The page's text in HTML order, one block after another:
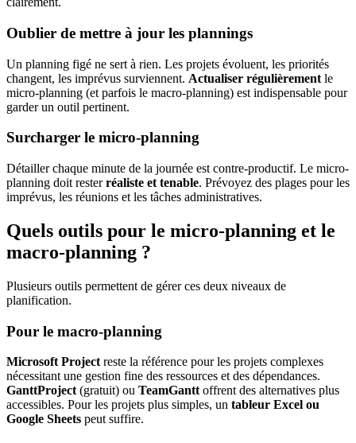
Oublier de mettre à jour les plannings
Un planning figé ne sert à rien. Les projets évoluent, les priorités
changent, les imprévus surviennent. Actualiser régulièrement le
micro-planning (et parfois le macro-planning) est indispensable pour
garder un outil pertinent.
Surcharger le micro-planning
Détailler chaque minute de la journée est contre-productif. Le micro-
planning doit resterréaliste et tenable. Prévoyez des plages pour les
imprévus, les réunions et les tâches administratives.
Quels outils pour le micro-planning et le
macro-planning ?
Plusieurs outils permettent de gérer ces deux niveaux de
planification.
Pour le macro-planning
Microsoft Projectreste la référence pour les projets complexes
nécessitant une gestion fine des ressources et des dépendances.
GanttProject(gratuit) ou TeamGanttoffrent des alternatives plus
accessibles. Pour les projets plus simples, un tableur Excel ou
Google Sheets peut suffire.